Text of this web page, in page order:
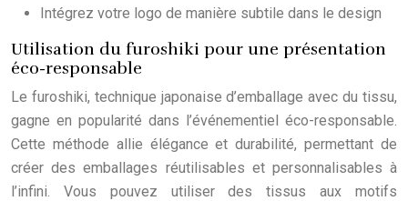
Intégrez votre logo de manière subtile dans le design
Utilisation du furoshiki pour une présentation
éco-responsable
Le furoshiki, technique japonaise d’emballage avec du tissu,
gagne en popularité dans l’événementiel éco-responsable.
Cette méthode allie élégance et durabilité, permettant de
créer des emballages réutilisables et personnalisables à
l’infini. Vous pouvez utiliser des tissus aux motifs